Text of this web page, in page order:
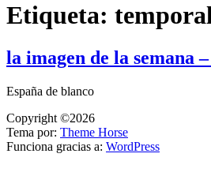
Etiqueta:
la imagen de la semana
España de blanco
Copyright ©2026
Tema por: Theme Horse
Funciona gracias a: WordPress